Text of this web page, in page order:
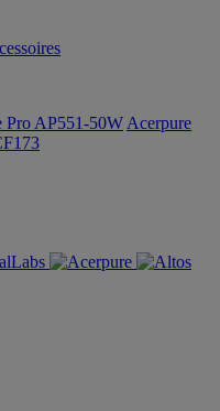
Pro AP551-50W Acerpure